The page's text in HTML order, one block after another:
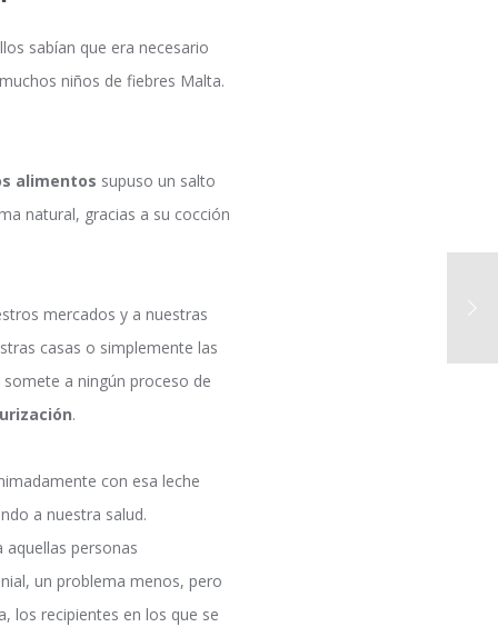
sabían que era necesario
niños de fiebres Malta.
alimentos supuso un salto
natural, gracias a su cocción
mercados y a nuestras
casas o simplemente las
a ningún proceso de
.
con esa leche
a nuestra salud.
personas
un problema menos, pero
los recipientes en los que se